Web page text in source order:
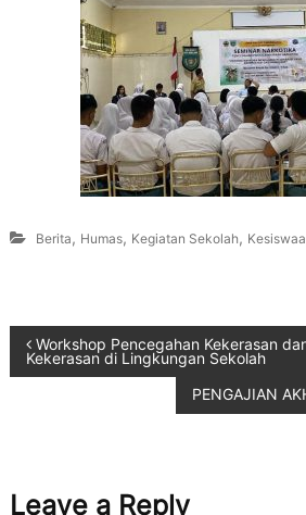
Berita, Humas, Kegiatan Sekolah,
Workshop Pencegahan Kekerasan
Kekerasan di Lingkungan Sekolah
PENGAJIAN
Leave a Reply